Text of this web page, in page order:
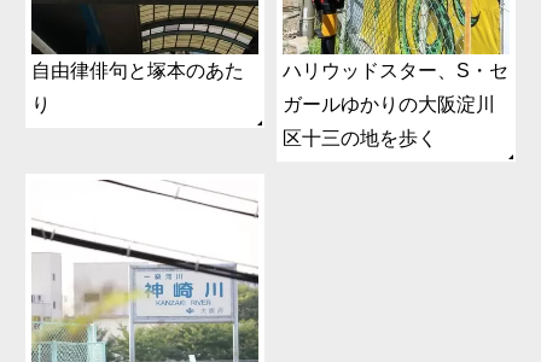
自由律俳句と塚本のあた
り
ハリウッドスター、S・セ
ガールゆかりの大阪淀川
区十三の地を歩く